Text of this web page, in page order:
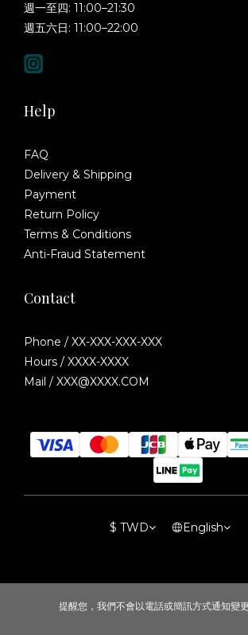
週一至四: 11:00–21:30
週五六日: 11:00–22:00
Help
FAQ
Delivery & Shipping
Payment
Return Policy
Terms & Conditions
Anti-Fraud Statement
Contact
Phone / XX-XXX-XXX-XXX
Hours / XXXX-XXXX
Mail / XXX@XXXX.COM
$ TWD English
提醒您，我們不會以電話或簡訊方式通知變更